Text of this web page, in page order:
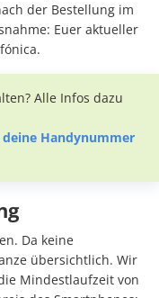
der Bestellung im
Euer aktueller
Alle Infos dazu
Handynummer
Da keine
übersichtlich. Wir
Mindestlaufzeit von